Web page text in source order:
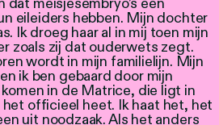
eileiders hebben. Mijn dochter
Ik droeg haar al in mij toen mijn
zoals zij dat ouderwets zegt.
wordt in mijn familielijn. Mijn
ik ben gebaard door mijn
in de Matrice, die ligt in
officieel heet. Ik haat het, het
uit noodzaak. Als het anders